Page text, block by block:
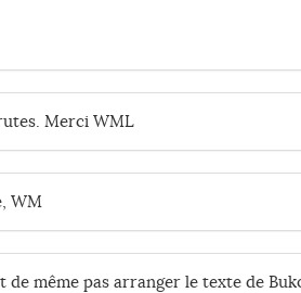
Merci WML
WM
de même pas arranger le texte de